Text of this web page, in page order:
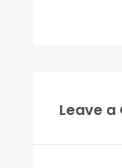
Leave